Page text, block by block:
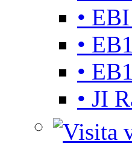
•
•
•
• JI